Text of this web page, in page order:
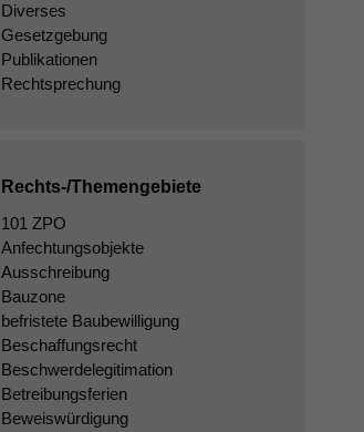
Diverses
Gesetzgebung
Publikationen
Rechtsprechung
Rechts-/Themengebiete
101 ZPO
Anfechtungsobjekte
Ausschreibung
Bauzone
befristete Baubewilligung
Beschaffungsrecht
Beschwerdelegitimation
Betreibungsferien
Beweiswürdigung